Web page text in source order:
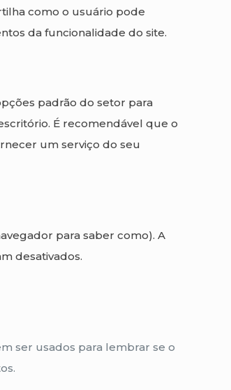
como o usuário pode
da funcionalidade do site.
padrão do setor para
É recomendável que o
um serviço do seu
para saber como). A
desativados.
ser usados para lembrar se o